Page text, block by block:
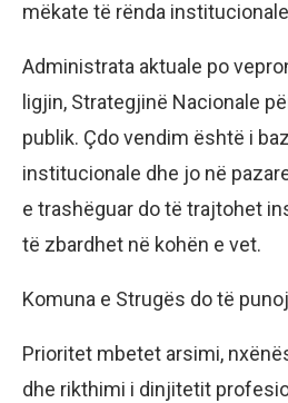
mëkate të rënda
Administrata aktuale po
ligjin, Strategjinë Nacionale
publik. Çdo vendim është i
institucionale dhe jo në
e trashëguar do të trajtohet
të zbardhet në kohën e vet.
Komuna e Strugës do të
Prioritet mbetet arsimi,
dhe rikthimi i dinjitetit